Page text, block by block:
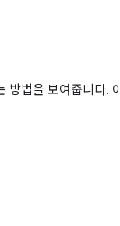
법을 보여줍니다. 이